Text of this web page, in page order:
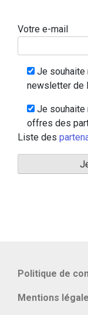
Votre e-mail
Je souhaite
newsletter de
Je souhaite
offres des
Liste des
Politique de
Mentions